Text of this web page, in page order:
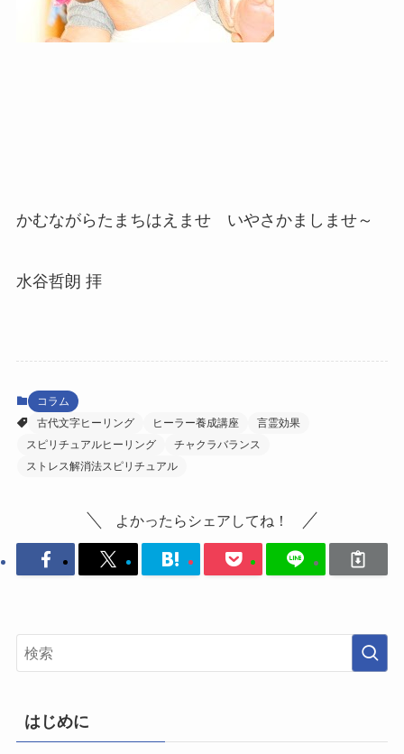
かむながらたまちはえませ いやさかましませ～
水谷哲朗 拝
コラム
古代文字ヒーリング
ヒーラー養成講座
言霊効果
スピリチュアルヒーリング
チャクラバランス
ストレス解消法スピリチュアル
よかったらシェアしてね！
はじめに